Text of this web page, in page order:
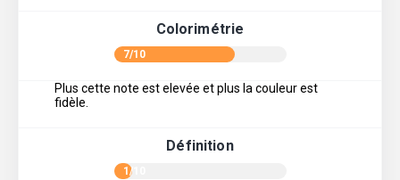
Colorimétrie
7/10
Plus cette note est elevée et plus la couleur est
fidèle.
Définition
1/10